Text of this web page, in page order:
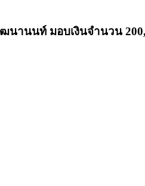
านนท์ มอบเงินจำนวน